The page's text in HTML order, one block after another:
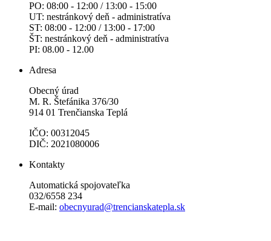
PO: 08:00 - 12:00 / 13:00 - 15:00
UT: nestránkový deň - administratíva
ST: 08:00 - 12:00 / 13:00 - 17:00
ŠT: nestránkový deň - administratíva
PI: 08.00 - 12.00
Adresa
Obecný úrad
M. R. Štefánika 376/30
914 01 Trenčianska Teplá
IČO: 00312045
DIČ: 2021080006
Kontakty
Automatická spojovateľka
032/6558 234
E-mail: obecnyurad@trencianskatepla.sk